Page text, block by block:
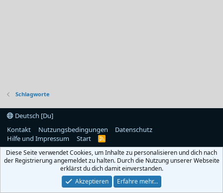
Schlagworte
Deutsch [Du]
Kontakt
Nutzungsbedingungen
Datenschutz
Hilfe und Impressum
Start
R
S
Diese Seite verwendet Cookies, um Inhalte zu personalisieren und dich nach
der Registrierung angemeldet zu halten. Durch die Nutzung unserer Webseite
erklärst du dich damit einverstanden.
Akzeptieren
Erfahre mehr…